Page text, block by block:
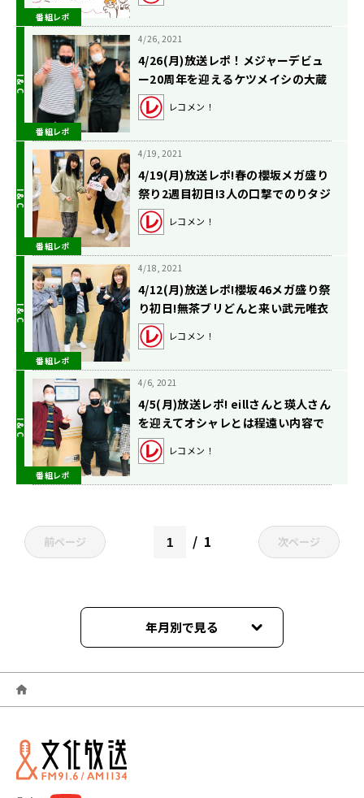
番組レポ
番組レポ
4/26, 2021
4/26(月)放送レポ！メジャーデビュ
ー20周年を迎えるケツメイシの大蔵
さんが登場！
レコメン！
番組レポ
4/19, 2021
4/19(月)放送レポ!春の櫻坂メガ盛り
祭り2週目初日!3人の口撃でのりタジ
タジ!!
レコメン！
番組レポ
4/18, 2021
4/12(月)放送レポ!櫻坂46メガ盛り祭
り初日!無茶ブリどんと来い武元唯衣
ちゃん!
レコメン！
番組レポ
4/6, 2021
4/5(月)放送レポ! eillさんと瑛人さん
を迎えてオシャレとは程遠い内容で
お届け!?
レコメン！
前ページ 1 次ページ
年月別で見る
2026年06月
2026年05月
2026年04月